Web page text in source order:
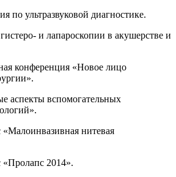
по ультразвуковой диагностике.
и лапароскопии в акушерстве и
конференция «Новое лицо
аспекты вспомогательных
«Малоинвазивная нитевая
«Пролапс 2014».